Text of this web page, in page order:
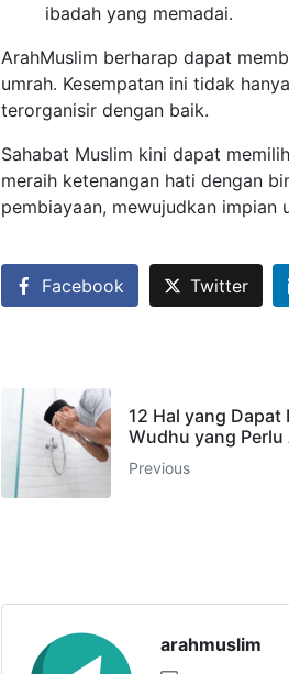
ibadah yang memadai.
ArahMuslim berharap dapat
umrah. Kesempatan ini tidak
terorganisir dengan baik.
Sahabat Muslim kini dapat
meraih ketenangan hati dengan
pembiayaan, mewujudkan impian
Facebook Twitter
12 Hal yang Dapat
Wudhu yang Perlu
Previous
arahmuslim